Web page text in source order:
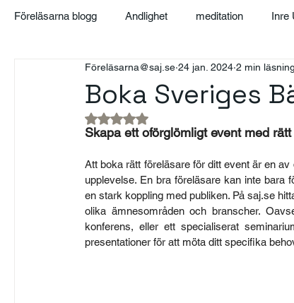
Föreläsarna blogg Andlighet meditation Inre
Artikel Case Sales Bootcamp
SAJ Boka Föreläsare - Blogg Event
Boka Sveriges
Föreläsarna@saj.se 24 jan. 2024 2 min läsning
Betygsatt till NaN av 5 stjärnor.
Skapa ett oförglömligt event med
Att boka rätt föreläsare för ditt event är en
upplevelse. En bra föreläsare kan inte bara
en stark koppling med publiken. På saj.se
olika ämnesområden och branscher.
konferens, eller ett specialiserat
presentationer för att möta ditt specifika